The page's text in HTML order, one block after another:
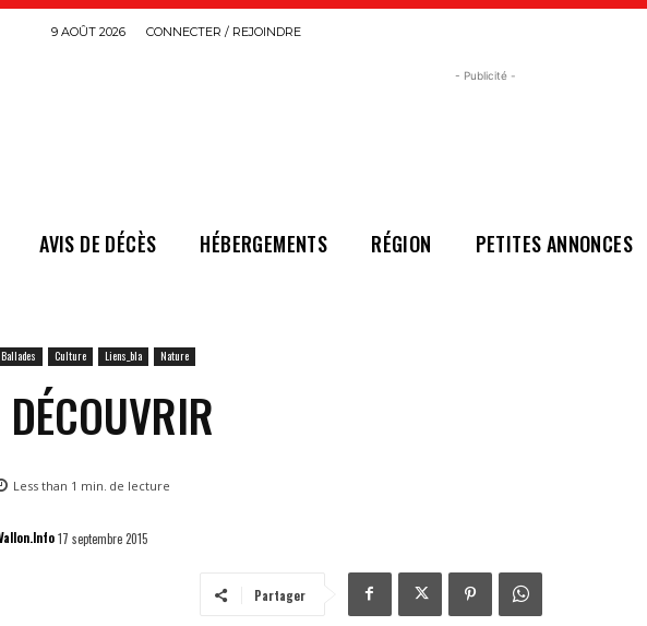
9 AOÛT 2026 CONNECTER / REJOINDRE
- Publicité -
AVIS DE DÉCÈS HÉBERGEMENTS RÉGION PETITES ANNONCES
Ballades Culture Liens_bla Nature
DÉCOUVRIR
Less than 1 min. de lecture
17 septembre 2015
Partager